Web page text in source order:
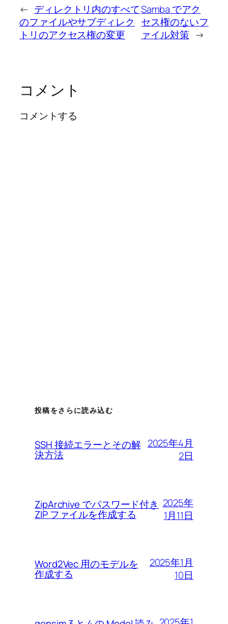
← ディレクトリ内のすべて
のファイルやサブディレク
トリのアクセス権の変更
Samba でアク
セス権のないフ
ァイル対策 →
コメント
コメントする
投稿をさらに読み込む
SSH 接続エラーとその解
決方法
2025年4月
2日
ZipArchive でパスワード付き
ZIP ファイルを作成する
2025年
1月11日
Word2Vec 用のモデルを
作成する
2025年1月
10日